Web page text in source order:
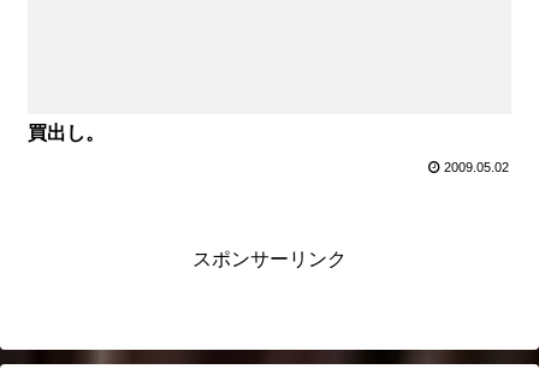
買出し。
2009.05.02
スポンサーリンク